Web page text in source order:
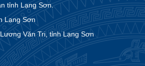
tỉnh Lạng Sơn.
Lạng Sơn
Văn Tri, tỉnh Lạng Sơn